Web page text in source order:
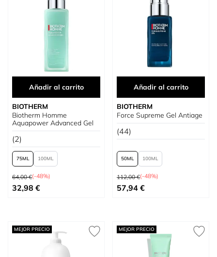
Añadir al carrito
BIOTHERM
Biotherm Homme
Aquapower Advanced Gel
(2)
75 100
Precio habitual
64,00 €(-48%)
Tan bajo como
32,98 €
Añadir al carrito
BIOTHERM
Force Supreme Gel Antiage
(44)
50 100
Precio habitual
112,00 €(-48%)
Tan bajo como
57,94 €
MEJOR PRECIO MEJOR PRECIO